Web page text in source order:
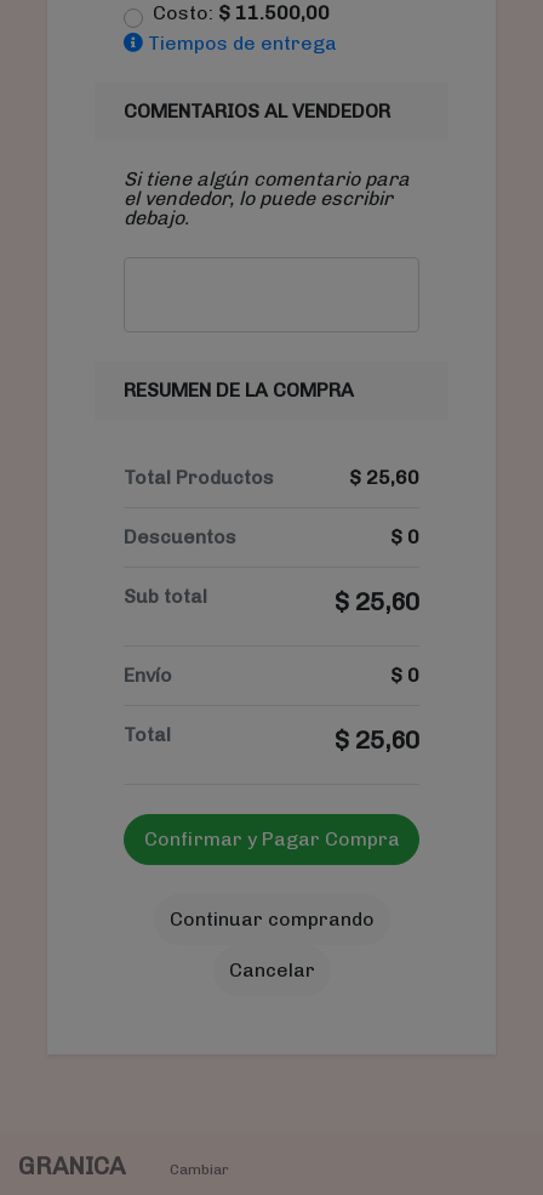
Costo: $ 11.500,00
Tiempos de entrega
COMENTARIOS AL VENDEDOR
Si tiene algún comentario para
el vendedor, lo puede escribir
debajo.
RESUMEN DE LA COMPRA
Total Productos $ 25,60
Descuentos $ 0
Sub total $ 25,60
Envío $ 0
Total $ 25,60
Confirmar y Pagar Compra
Continuar comprando
Cancelar
GRANICA
Cambiar